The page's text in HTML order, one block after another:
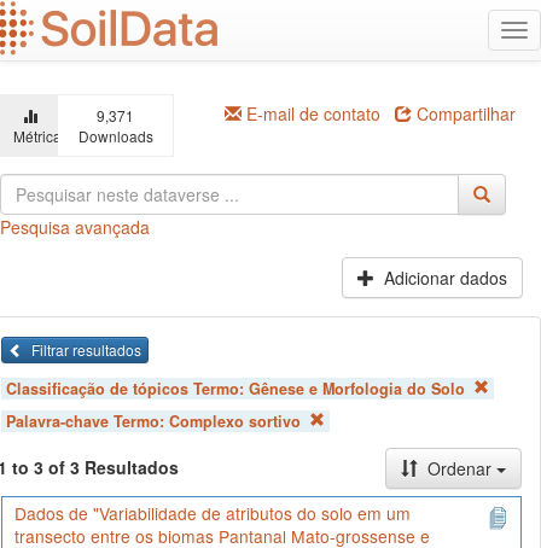
Ir
para
o
principal
Métricas
9,371
Downloads
E-mail de contato Compartilhar
Pesquisa avançada
Adicionar dados
Filtrar resultados
Classificação de tópicos Termo: Gênese e Morfologia do Solo
Palavra-chave Termo: Complexo sortivo
to 3 of 3 Resultados
Ordenar
Dados de "Variabilidade de atributos do solo em um
transecto entre os biomas Pantanal Mato-grossense e